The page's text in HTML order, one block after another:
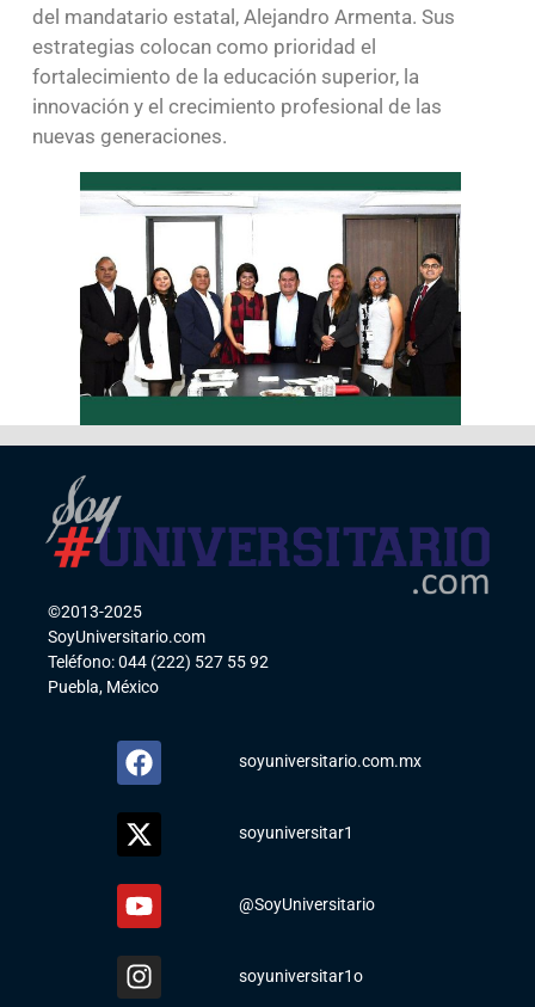
del mandatario estatal, Alejandro Armenta. Sus
estrategias colocan como prioridad el
fortalecimiento de la educación superior, la
innovación y el crecimiento profesional de las
nuevas generaciones.
©2013-2025
SoyUniversitario.com
Teléfono: 044 (222) 527 55 92
Puebla, México
soyuniversitario.com.mx
soyuniversitar1
@SoyUniversitario
soyuniversitar1o